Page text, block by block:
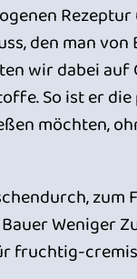
den man
wir dabei auf
So ist er
möchten,
Weniger
fruchtig-